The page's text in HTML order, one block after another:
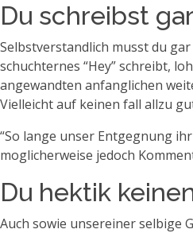
Du schreibst
Selbstverstandlich musst du
schuchternes “Hey” schreibt,
angewandten anfanglichen
Vielleicht auf keinen fall allzu
“So lange unser Entgegnung
moglicherweise jedoch
Du hektik
Auch sowie unsereiner selbige